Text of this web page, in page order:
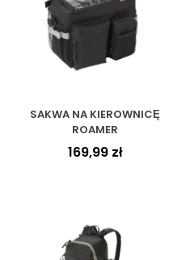
SAKWA NA KIEROWNICĘ
ROAMER
169,99 zł